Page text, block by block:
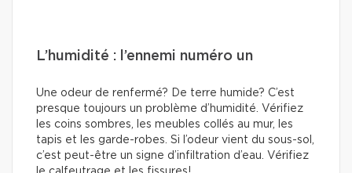
L’humidité : l’ennemi numéro un
Une odeur de renfermé? De terre humide? C’est
presque toujours un problème d’humidité. Vérifiez
les coins sombres, les meubles collés au mur, les
tapis et les garde-robes. Si l’odeur vient du sous-sol,
c’est peut-être un signe d’infiltration d’eau. Vérifiez